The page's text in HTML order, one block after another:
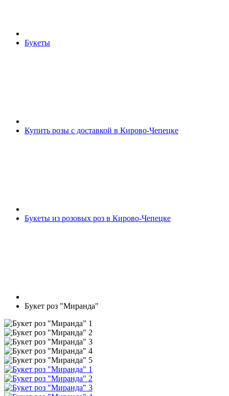
Букеты
Купить розы с доставкой в Кирово-Чепецке
Букеты из розовых роз в Кирово-Чепецке
Букет роз "Миранда"